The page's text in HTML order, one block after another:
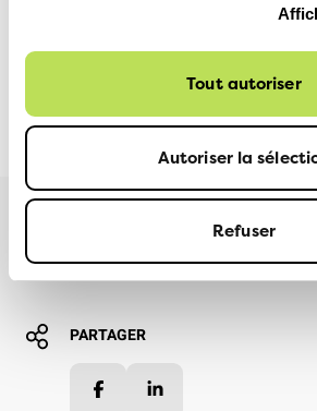
Tout autoriser
Autoriser la
Refuser
MEDIENSTELLE VCS | SERVICE
SERVIZIO MEDIA ATA
PARTAGER
Facebook